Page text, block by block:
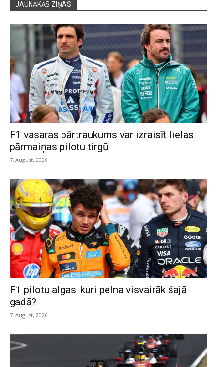
JAUNĀKĀS ZIŅAS
F1 vasaras pārtraukums var izraisīt lielas
pārmaiņas pilotu tirgū
7. August, 2026
F1 pilotu algas: kuri pelna visvairāk šajā
gadā?
7. August, 2026